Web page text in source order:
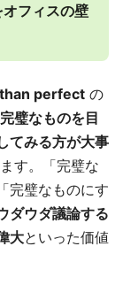
フィスの壁
perfect の
璧なものを目
てみる方が大事
す。「完璧な
完璧なものにす
ダウダ議論する
大といった価値